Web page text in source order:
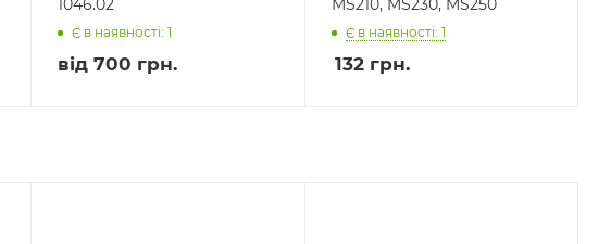
Є в наявності: 1
від 700 грн.
Є в наявності: 1
132грн.